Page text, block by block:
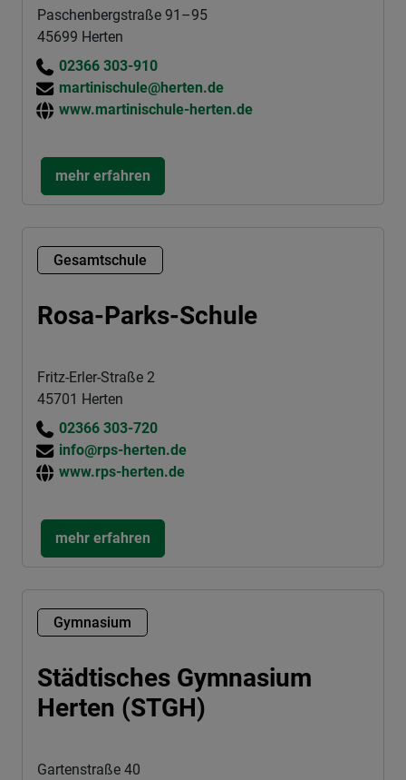
Paschenbergstraße 91–95
45699 Herten
02366 303-910
martinischule@herten.de
www.martinischule-herten.de
mehr erfahren
Gesamtschule
Rosa-Parks-Schule
Fritz-Erler-Straße 2
45701 Herten
02366 303-720
info@rps-herten.de
www.rps-herten.de
mehr erfahren
Gymnasium
Städtisches Gymnasium
Herten (STGH)
Gartenstraße 40